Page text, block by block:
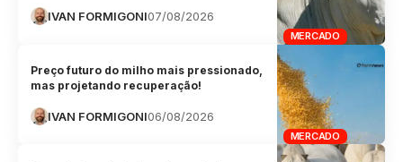
MERCADO
IVAN FORMIGONI07/08/2026
MERCADO
Preço futuro do milho mais pressionado,
mas projetando recuperação!
IVAN FORMIGONI06/08/2026